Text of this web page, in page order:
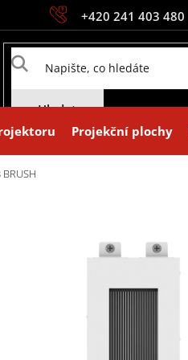
+420 241 403 480
Hledat
Projekční plochy
BRUSH